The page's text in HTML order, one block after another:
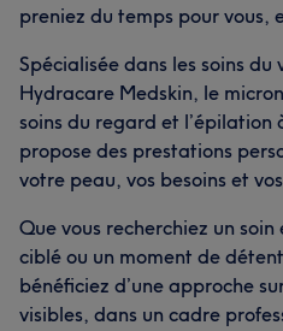
preniez du temps pour vous,
Spécialisée dans les soins du
Hydracare Medskin, le
soins du regard et
propose des prestations
votre peau, vos besoins et
Que vous recherchiez un
ciblé ou un moment de
bénéficiez d’une approche
visibles, dans un cadre